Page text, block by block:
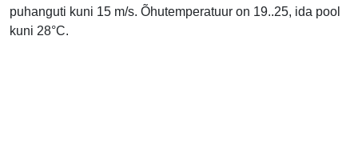
puhanguti kuni 15 m/s. Õhutemperatuur on 19..25, ida pool
kuni 28°C.